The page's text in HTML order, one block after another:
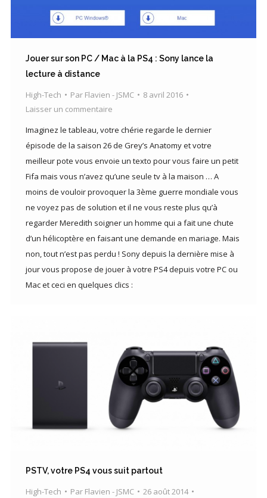
Jouer sur son PC / Mac à la PS4 : Sony lance la
lecture à distance
High-Tech Par Flavien - JSMC
8 avril 2016
Laisser un commentaire
Imaginez le tableau, votre chérie regarde le dernier
épisode de la saison 26 de Grey’s Anatomy et votre
meilleur pote vous envoie un texto pour vous faire un petit
Fifa mais vous n’avez qu’une seule tv à la maison … A
moins de vouloir provoquer la 3ème guerre mondiale vous
ne voyez pas de solution et il ne vous reste plus qu’à
regarder Meredith soigner un homme qui a fait une chute
d’un hélicoptère en faisant une demande en mariage. Mais
non, tout n’est pas perdu ! Sony depuis la dernière mise à
jour vous propose de jouer à votre PS4 depuis votre PC ou
Mac et ceci en quelques clics :
PSTV, votre PS4 vous suit partout
High-Tech Par Flavien - JSMC
26 août 2014